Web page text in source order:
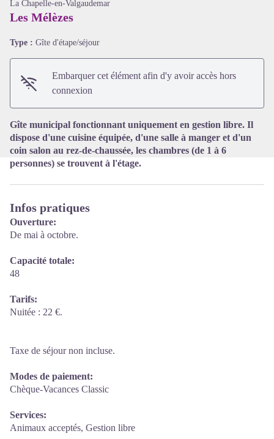
Voir l'image en plein écran
La Chapelle-en-Valgaudemar
Les Mélèzes
Type : Gîte d'étape/séjour
Embarquer cet élément afin d'y avoir accès hors
connexion
Gîte municipal fonctionnant uniquement en gestion libre. Il
dispose d'une cuisine équipée, d'une salle à manger et d'un
coin salon au rez-de-chaussée, les chambres (de 1 à 6
personnes) se trouvent à l'étage.
Infos pratiques
Ouverture:
De mai à octobre.
Capacité totale:
48
Tarifs:
Nuitée : 22 €.
Taxe de séjour non incluse.
Modes de paiement:
Chèque-Vacances Classic
Services:
Animaux acceptés, Gestion libre